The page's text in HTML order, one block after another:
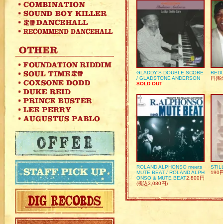
GLADDY’S DOUBLE SCORE
/ GLADSTONE ANDERSON
SOLD OUT
円(
ROLAND ALPHONSO meets
MUTE BEAT / ROLAND ALPH
ONSO & MUTE BEAT2,800円
(税込3,080円)
190